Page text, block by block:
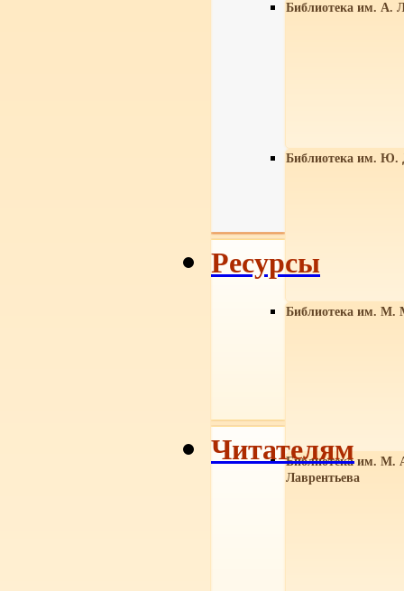
Библиотека им. А.
Библиотека им. Ю.
Библиотека им. М.
Библиотека им. М.
Лаврентьева
Ресурсы
Читателям